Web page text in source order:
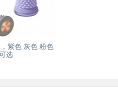
紫色 灰色 粉色
选